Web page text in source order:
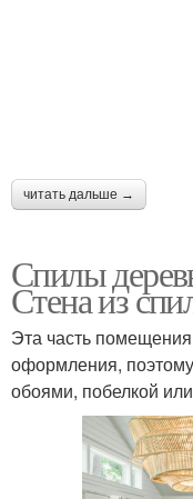
читать дальше →
Спилы
Стена из
Эта часть
оформления,
обоями, побелкой